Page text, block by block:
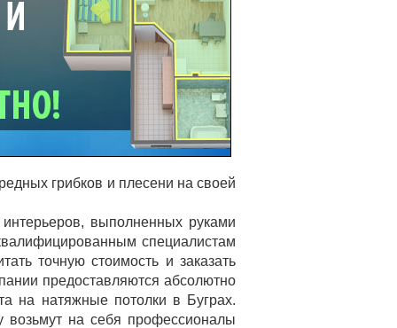
грибков и плесени на своей
выполненных руками
специалистам
точную стоимость и заказать
предоставляются абсолютно
на натяжные потолки в Буграх.
на себя профессионалы